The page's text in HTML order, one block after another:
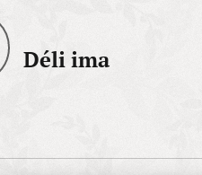
Déli ima